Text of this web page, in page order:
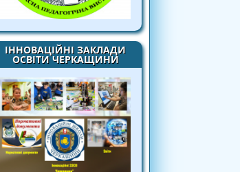
ІННОВАЦІЙНІ ЗАКЛАДИ
ОСВІТИ ЧЕРКАЩИНИ